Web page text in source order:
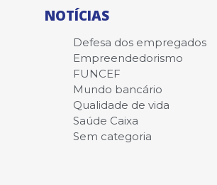
NOTÍCIAS
Defesa dos empregados
Empreendedorismo
FUNCEF
Mundo bancário
Qualidade de vida
Saúde Caixa
Sem categoria